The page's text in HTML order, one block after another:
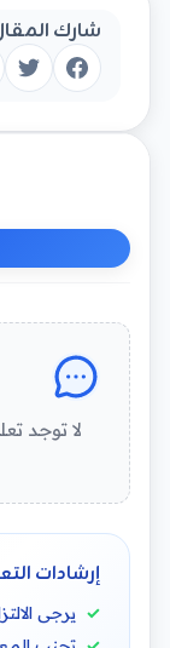
شارك
لا توجد
إرشادات
يرجى